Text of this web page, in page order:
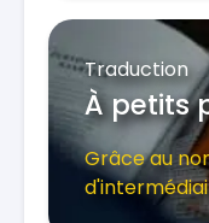
Traduction
À petits
Grâce au